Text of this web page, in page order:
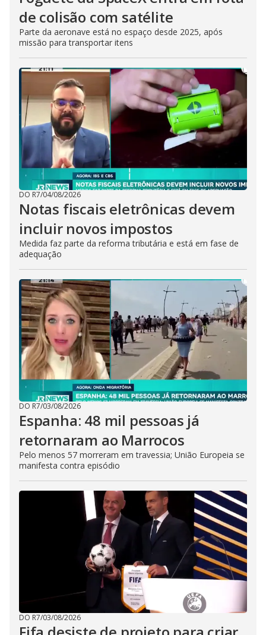
de colisão com satélite
Parte da aeronave está no espaço desde 2025, após
missão para transportar itens
DO R7/04/08/2026
Notas fiscais eletrônicas devem
incluir novos impostos
Medida faz parte da reforma tributária e está em fase de
adequação
DO R7/03/08/2026
Espanha: 48 mil pessoas já
retornaram ao Marrocos
Pelo menos 57 morreram em travessia; União Europeia se
manifesta contra episódio
DO R7/03/08/2026